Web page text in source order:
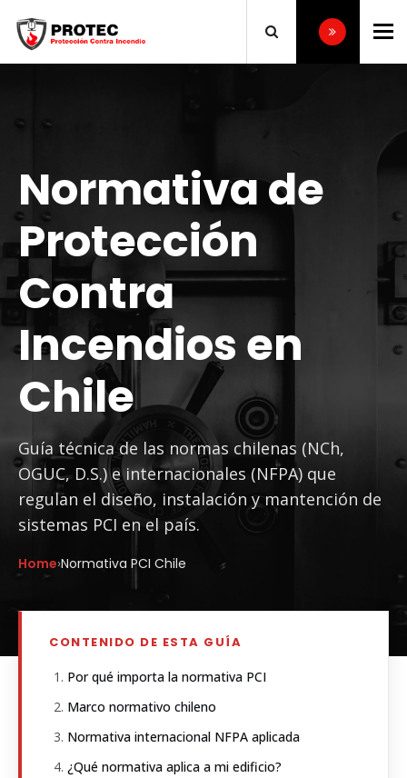
Normativa de
Protección
Contra
Incendios en
Chile
Guía técnica de las normas chilenas (NCh,
OGUC, D.S.) e internacionales (NFPA) que
regulan el diseño, instalación y mantención de
sistemas PCI en el país.
Home›Normativa PCI Chile
CONTENIDO DE ESTA GUÍA
Por qué importa la normativa PCI
Marco normativo chileno
Normativa internacional NFPA aplicada
¿Qué normativa aplica a mi edificio?